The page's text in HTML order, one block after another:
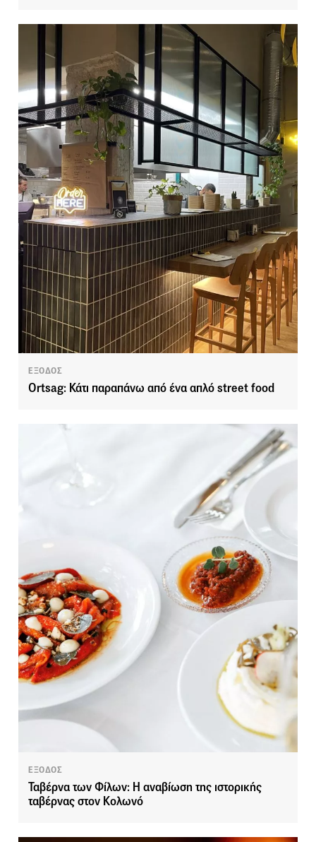
ΕΞΟΔΟΣ
Ortsag: Κάτι παραπάνω από ένα απλό street food
ΕΞΟΔΟΣ
Ταβέρνα των Φίλων: Η αναβίωση της ιστορικής
ταβέρνας στον Κολωνό